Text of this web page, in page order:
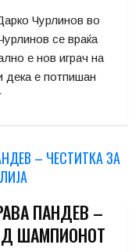
Чурлинов во
се враќа
е нов играч на
дека е потпишан
ПАНДЕВ –
ШАМПИОНОТ